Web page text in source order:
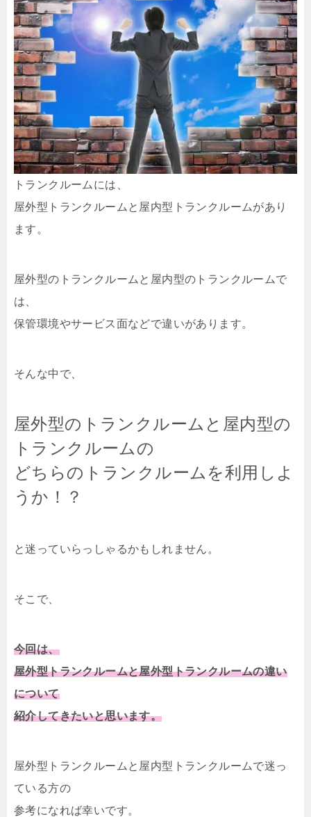
トランクルームには、
屋外型トランクルームと屋内型トランクルームがあり
ます。
屋外型のトランクルームと屋内型のトランクルームで
は、
保管環境やサービス面などで違いがあります。
そんな中で、
屋外型のトランクルームと屋内型の
トランクルームの
どちらのトランクルームを利用しよ
うか！？
と迷っていらっしゃるかもしれません。
そこで、
今回は、
屋外型トランクルームと屋外型トランクルームの違い
について
紹介してきたいと思います。
屋外型トランクルームと屋内型トランクルームで迷っ
ている方の
参考になれば幸いです。